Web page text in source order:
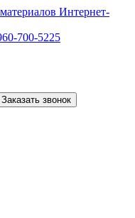
Интернет-
700-5225
Заказать звонок